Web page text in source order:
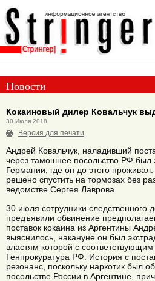
Новости
Кокаиновый дилер Ковальчук
30 Июля 2018
Версия для печати
Андрей Ковальчук, наладивший
через тамошнее посольство РФ был
Германии, где он до этого
решено спустить на тормозах без
ведомстве Сергея Лаврова.
30 июля сотрудники следственного
предъявили обвинение
поставок кокаина из Аргентины
выяснилось, накануне он был
властям которой с
Генпрокуратура РФ. История с
резонанс, поскольку наркотик был
посольстве России в Аргентине,